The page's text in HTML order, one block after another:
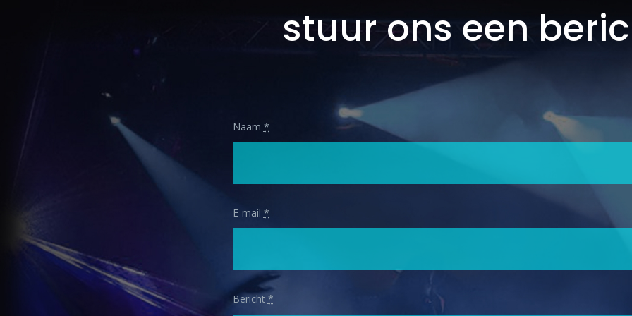
stuur ons een
Naam *
E-mail *
Bericht *